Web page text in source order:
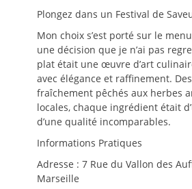
Plongez dans un Festival de
Mon choix s’est porté sur le
une décision que je n’ai pas
plat était une œuvre d’art
avec élégance et raffinement.
fraîchement pêchés aux herbes
locales, chaque ingrédient était
d’une qualité incomparables.
Informations Pratiques
Adresse : 7 Rue du Vallon des
Marseille